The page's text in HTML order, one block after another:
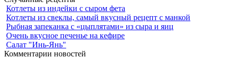
Котлеты из индейки с сыром фета
Котлеты из свеклы, самый вкусный рецепт с манкой
Рыбная запеканка с «цыплятами» из сыра и яиц
Очень вкусное печенье на кефире
Салат "Инь-Янь"
Комментарии новостей